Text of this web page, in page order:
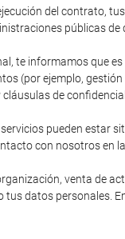
del contrato,
públicas de
te informamos que
(por ejemplo,
de
pueden estar
con nosotros en
venta de
datos personales.